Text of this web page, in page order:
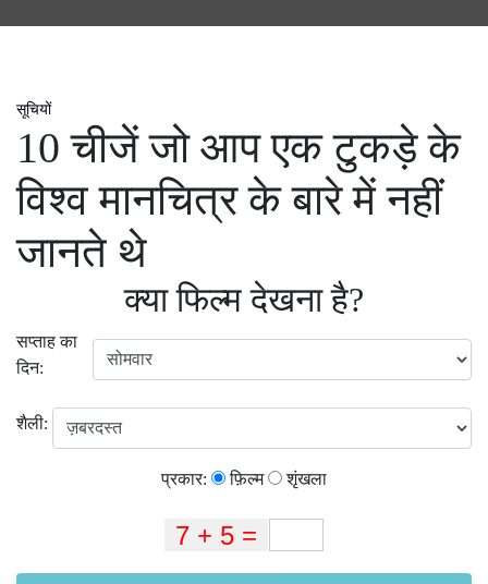
सूचियों
10 चीजें जो आप एक टुकड़े के
विश्व मानचित्र के बारे में नहीं
जानते थे
क्या फिल्म देखना है?
सप्ताह का
दिन:
शैली:
प्रकार: फ़िल्म शृंखला